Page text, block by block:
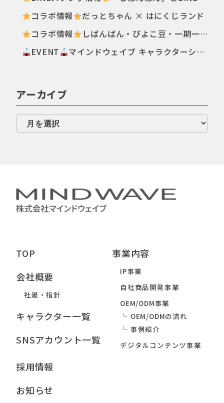
コラボ情報
だっとちゃん × はにくじランド
コラボ情報
しばんばん・ぴよこ豆・一期一会のなつみくじが登場
EVENT
マインドウェイブ キャラクターショップ@ 京都ポルタ開催!
アーカイブ
TOP
会社概要
社是・指針
キャラクター一覧
SNSアカウント一覧
事業内容
IP事業
自社商品開発事業
OEM/ODM事業
OEM/ODMの流れ
事例紹介
デジタルコンテンツ事業
採用情報
お知らせ